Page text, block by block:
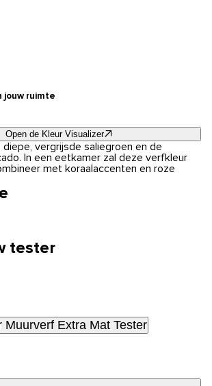
jouw ruimte
Open de Kleur Visualizer
diepe, vergrijsde saliegroen en de
In een eetkamer zal deze verfkleur
met koraalaccenten en roze
tester
Muurverf Extra Mat Tester